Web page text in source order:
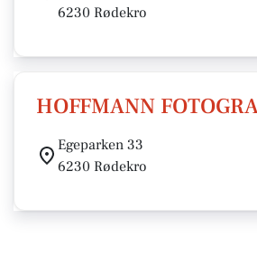
6230 Rødekro
HOFFMANN
Egeparken 33
6230 Rødekro